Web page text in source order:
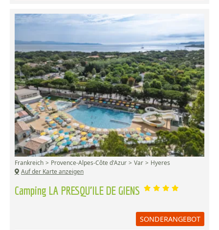
Camping LA PRESQU'ILE DE GIENS
Frankreich Provence-Alpes-Côte d'Azur Var
Hyeres
Auf der Karte anzeigen
SONDERANGEBOT